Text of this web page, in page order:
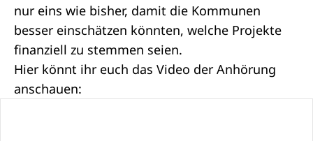
nur eins wie bisher, damit die Kommunen
besser einschätzen könnten, welche Projekte
finanziell zu stemmen seien.
Hier könnt ihr euch das Video der Anhörung
anschauen: